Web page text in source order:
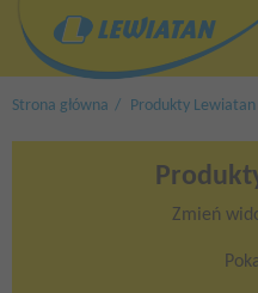
treści
Strona główna Produkty Lewiatan
Zmień